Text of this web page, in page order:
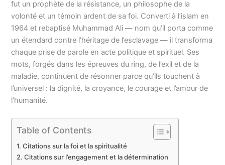
fut un prophète de la résistance, un philosophe de la
volonté et un témoin ardent de sa foi. Converti à l’islam en
1964 et rebaptisé Muhammad Ali — nom qu’il porta comme
un étendard contre l’héritage de l’esclavage — il transforma
chaque prise de parole en acte politique et spirituel. Ses
mots, forgés dans les épreuves du ring, de l’exil et de la
maladie, continuent de résonner parce qu’ils touchent à
l’universel : la dignité, la croyance, le courage et l’amour de
l’humanité.
Table of Contents
Citations sur la foi et la spiritualité
Citations sur l’engagement et la détermination